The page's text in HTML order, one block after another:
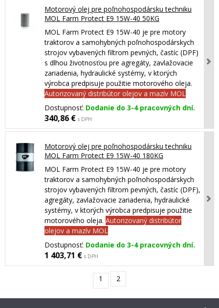
Motorový olej pre poľnohospodársku techniku
MOL Farm Protect E9 15W-40 50KG
MOL Farm Protect E9 15W-40 je pre motory
traktorov a samohybných poľnohospodárskych
strojov vybavených filtrom pevných, častíc (DPF)
s dlhou životnosťou pre agregáty, zavlažovacie
zariadenia, hydraulické systémy, v ktorých
výrobca predpisuje použitie motorového oleja.
Autorizovaný distribútor olejov a mazív MOL
Dostupnosť: Dodanie do 3-4 pracovných dní.
340,86 € s DPH
Motorový olej pre poľnohospodársku techniku
MOL Farm Protect E9 15W-40 180KG
MOL Farm Protect E9 15W-40 je pre motory
traktorov a samohybných poľnohospodárskych
strojov vybavených filtrom pevných, častíc (DPF),
agregáty, zavlažovacie zariadenia, hydraulické
systémy, v ktorých výrobca predpisuje použitie
motorového oleja. Autorizovaný distribútor
olejov a mazív MOL
Dostupnosť: Dodanie do 3-4 pracovných dní.
1 403,71 € s DPH
1 2